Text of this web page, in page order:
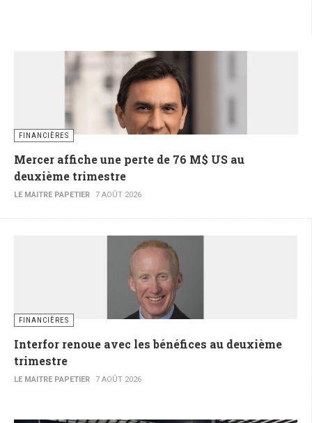
FINANCIÈRES
Mercer affiche une perte de 76 M$ US au
deuxième trimestre
LE MAITRE PAPETIER 7 AOÛT 2026
FINANCIÈRES
Interfor renoue avec les bénéfices au deuxième
trimestre
LE MAITRE PAPETIER 7 AOÛT 2026